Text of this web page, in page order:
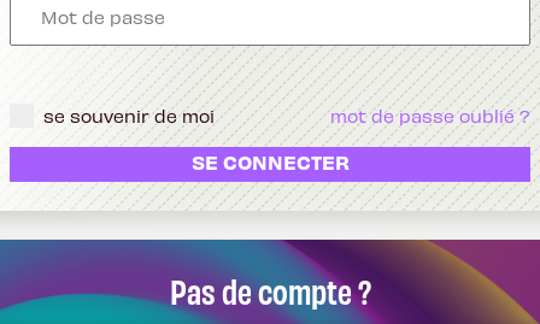
Pas de compte ?
se souvenir de moi mot de passe oublié ?
SE CONNECTER